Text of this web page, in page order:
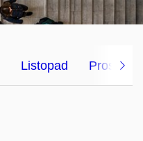
Listopad Prosinec